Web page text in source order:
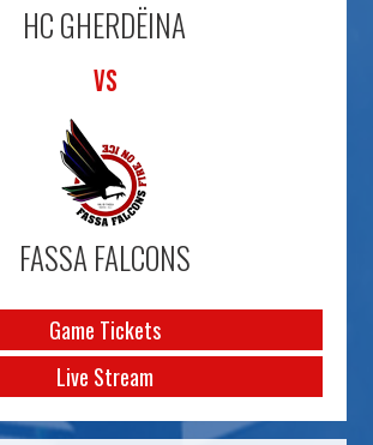
HC GHERDËINA
VS
FASSA FALCONS
Game Tickets
Live Stream